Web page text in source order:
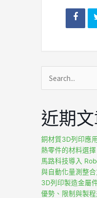
尋
鍵
字:
近期
銅材質3D列印應
熱零件的材料選擇
馬路科技導入
與自動化量測整
3D列印製造金屬
優勢、限制與製